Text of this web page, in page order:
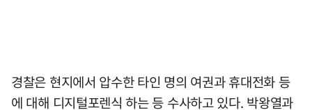
경찰은 현지에서 압수한 타인 명의 여권과 휴대전화 등
에 대해 디지털포렌식 하는 등 수사하고 있다. 박왕열과